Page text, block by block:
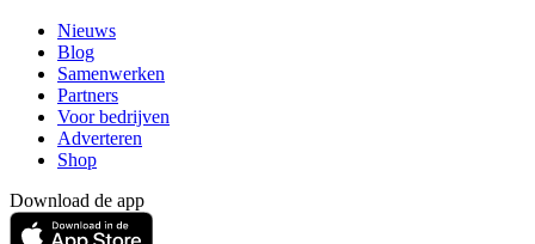
Nieuws
Blog
Samenwerken
Partners
Voor bedrijven
Adverteren
Shop
Download de app